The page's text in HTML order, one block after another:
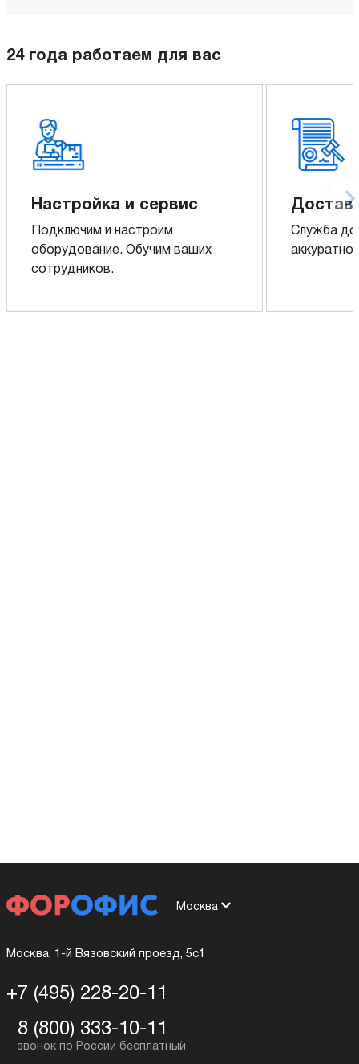
24 года работаем для вас
Настройка и сервис
Подключим и настроим
оборудование. Обучим ваших
сотрудников.
Служба
аккуратно
Москва
Москва, 1-й Вязовский проезд, 5с1
+7 (495) 228-20-11
8 (800) 333-10-11